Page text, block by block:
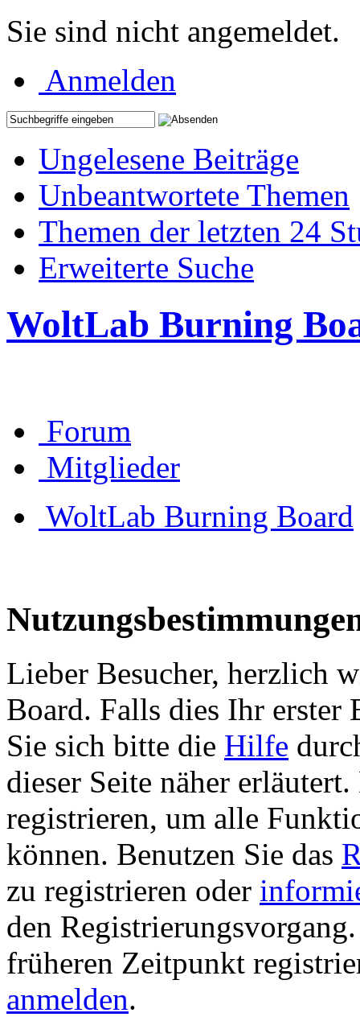
Sie sind nicht angemeldet.
Anmelden
Ungelesene Beiträge
Unbeantwortete Themen
Themen der letzten 24
Erweiterte Suche
WoltLab Burning
Forum
Mitglieder
WoltLab Burning Board
Lieber Besucher, herzlich
Board. Falls dies Ihr erster
Sie sich bitte die Hilfe
dieser Seite näher
registrieren, um alle
können. Benutzen Sie das
zu registrieren oder
den
früheren Zeitpunkt
anmelden.